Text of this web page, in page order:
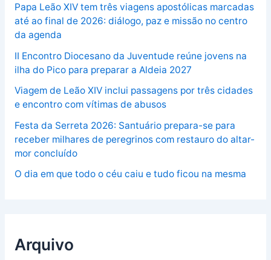
Papa Leão XIV tem três viagens apostólicas marcadas
até ao final de 2026: diálogo, paz e missão no centro
da agenda
II Encontro Diocesano da Juventude reúne jovens na
ilha do Pico para preparar a Aldeia 2027
Viagem de Leão XIV inclui passagens por três cidades
e encontro com vítimas de abusos
Festa da Serreta 2026: Santuário prepara-se para
receber milhares de peregrinos com restauro do altar-
mor concluído
O dia em que todo o céu caiu e tudo ficou na mesma
Arquivo